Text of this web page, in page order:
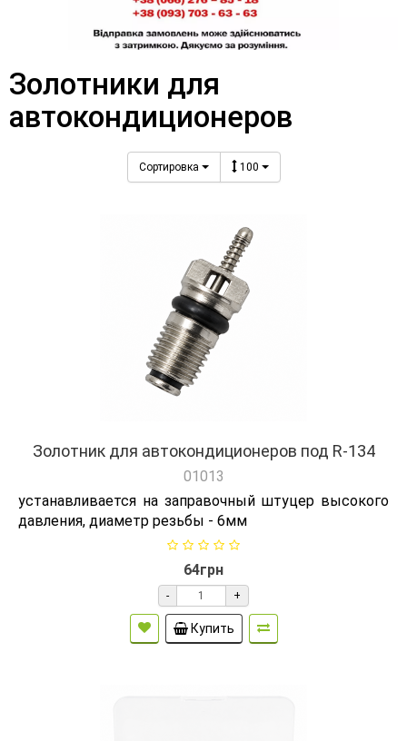
Золотники для
автокондиционеров
Сортировка 100
Золотник для автокондиционеров под R-134
01013
устанавливается на заправочный штуцер высокого
давления, диаметр резьбы - 6мм
64грн
- +
Купить